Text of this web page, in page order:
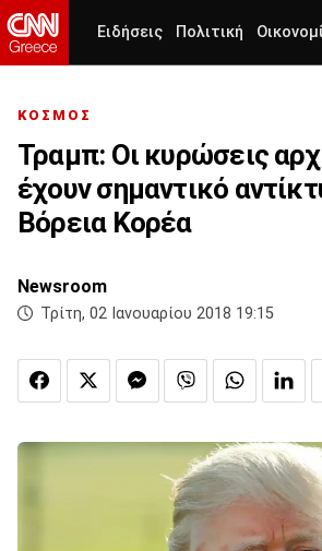
Ειδήσεις Πολιτική
ΚΟΣΜΟΣ
Τραμπ: Οι κυρώσεις
έχουν σημαντικό
Βόρεια Κορέα
Newsroom
Τρίτη, 02 Ιανουαρίου 2018 19:15